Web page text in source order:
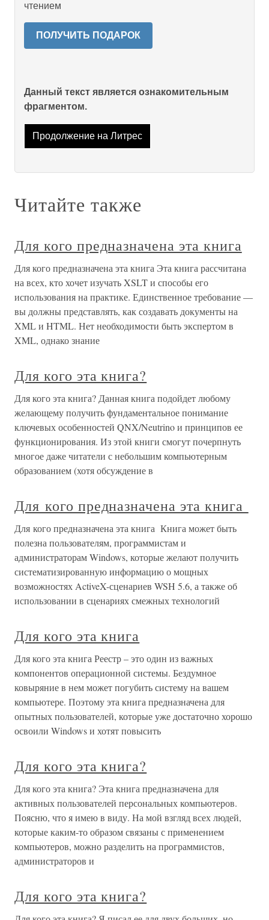
чтением
ПОЛУЧИТЬ ПОДАРОК
Данный текст является ознакомительным
фрагментом.
Продолжение на Литрес
Читайте также
Для кого предназначена эта книга
Для кого предназначена эта книга Эта книга рассчитана
на всех, кто хочет изучать XSLT и способы его
использования на практике. Единственное требование —
вы должны представлять, как создавать документы на
XML и HTML. Нет необходимости быть экспертом в
XML, однако знание
Для кого эта книга?
Для кого эта книга? Данная книга подойдет любому
желающему получить фундаментальное понимание
ключевых особенностей QNX/Neutrino и принципов ее
функционирования. Из этой книги смогут почерпнуть
многое даже читатели с небольшим компьютерным
образованием (хотя обсуждение в
Для кого предназначена эта книга
Для кого предназначена эта книга Книга может быть
полезна пользователям, программистам и
администраторам Windows, которые желают получить
систематизированную информацию о мощных
возможностях ActiveX-сценариев WSH 5.6, а также об
использовании в сценариях смежных технологий
Для кого эта книга
Для кого эта книга Реестр – это один из важных
компонентов операционной системы. Бездумное
ковыряние в нем может погубить систему на вашем
компьютере. Поэтому эта книга предназначена для
опытных пользователей, которые уже достаточно хорошо
освоили Windows и хотят повысить
Для кого эта книга?
Для кого эта книга? Эта книга предназначена для
активных пользователей персональных компьютеров.
Поясню, что я имею в виду. На мой взгляд всех людей,
которые каким-то образом связаны с применением
компьютеров, можно разделить на программистов,
администраторов и
Для кого эта книга?